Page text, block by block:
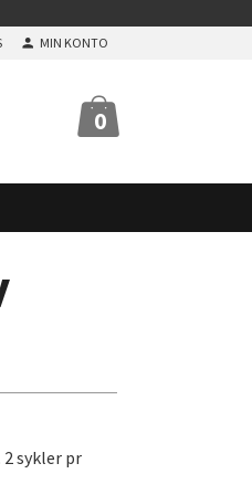
MIN KONTO
0
sykler pr